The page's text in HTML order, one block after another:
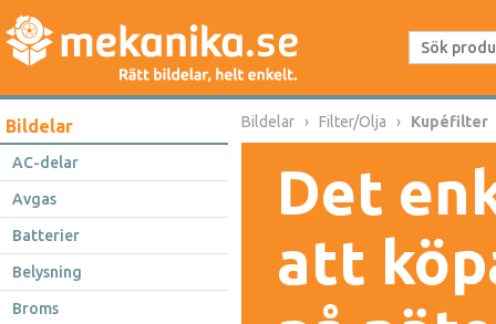
Bildelar
AC-delar
Avgas
Batterier
Belysning
Broms
Bildelar Filter/Olja Kupéfilter
Det
att